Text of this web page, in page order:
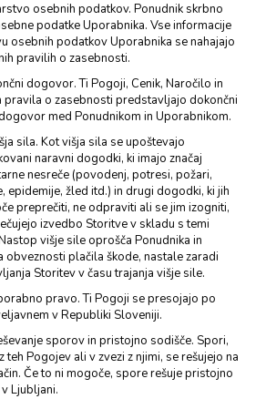
osebnih podatkov. Ponudnik skrbno
podatke Uporabnika. Vse informacije
osebnih podatkov Uporabnika se nahajajo
pravilih o zasebnosti.
dogovor. Ti Pogoji, Cenik, Naročilo in
pravila o zasebnosti predstavljajo dokončni
med Ponudnikom in Uporabnikom.
sila. Kot višja sila se upoštevajo
naravni dogodki, ki imajo značaj
nesreče (povodenj, potresi, požari,
epidemije, žled itd.) in drugi dogodki, ki jih
preprečiti, ne odpraviti ali se jim izogniti,
izvedbo Storitve v skladu s temi
višje sile oprošča Ponudnika in
obveznosti plačila škode, nastale zaradi
Storitev v času trajanja višje sile.
pravo. Ti Pogoji se presojajo po
v Republiki Sloveniji.
sporov in pristojno sodišče. Spori,
teh Pogojev ali v zvezi z njimi, se rešujejo na
Če to ni mogoče, spore rešuje pristojno
Ljubljani.